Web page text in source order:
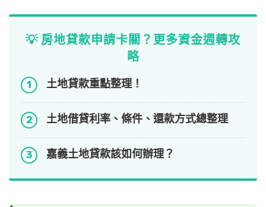
💡 房地貸款申請卡關？更多資金週轉攻
略
1 土地貸款重點整理！
2 土地借貸利率、條件、還款方式總整理
3 嘉義土地貸款該如何辦理？